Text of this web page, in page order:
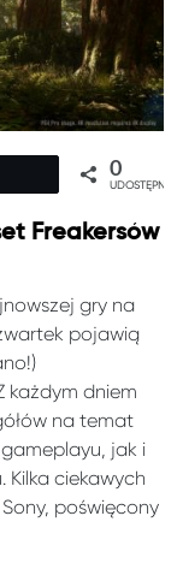
0
Freakersów
gry na
pojawią
każdym dniem
na temat
jak i
Kilka ciekawych
poświęcony